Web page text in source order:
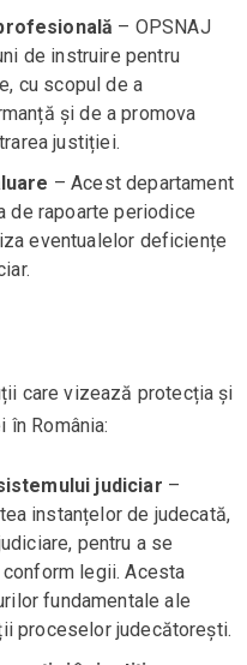
– OPSNAJ
de instruire pentru
cu scopul de a
și de a promova
justiției.
– Acest departament
de rapoarte periodice
eventualelor deficiențe
care vizează protecția și
România:
judiciar –
instanțelor de judecată,
pentru a se
legii. Acesta
fundamentale ale
proceselor judecătorești.